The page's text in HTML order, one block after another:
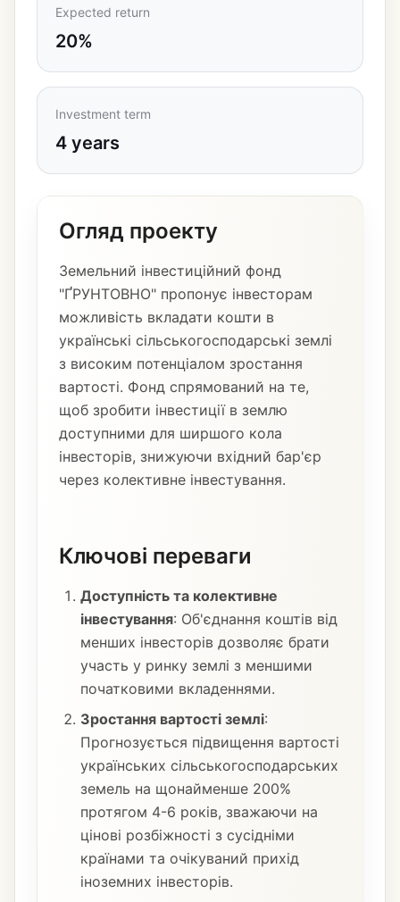
Expected return
20%
Investment term
4 years
Огляд проекту
Земельний інвестиційний фонд
"ҐРУНТОВНО" пропонує інвесторам
можливість вкладати кошти в
українські сільськогосподарські землі
з високим потенціалом зростання
вартості. Фонд спрямований на те,
щоб зробити інвестиції в землю
доступними для ширшого кола
інвесторів, знижуючи вхідний бар'єр
через колективне інвестування.
Ключові переваги
Доступність та колективне
інвестування: Об'єднання коштів від
менших інвесторів дозволяє брати
участь у ринку землі з меншими
початковими вкладеннями.
Зростання вартості землі:
Прогнозується підвищення вартості
українських сільськогосподарських
земель на щонайменше 200%
протягом 4-6 років, зважаючи на
цінові розбіжності з сусідніми
країнами та очікуваний прихід
іноземних інвесторів.